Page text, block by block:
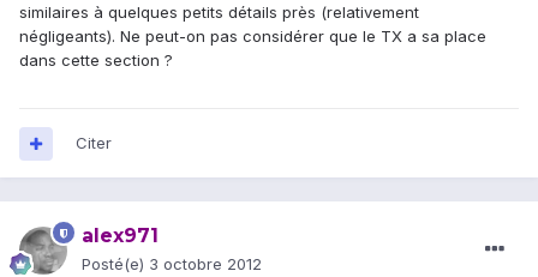
similaires à quelques petits détails près (relativement
négligeants). Ne peut-on pas considérer que le TX a sa place
dans cette section ?
Citer
alex971
Posté(e) 3 octobre 2012